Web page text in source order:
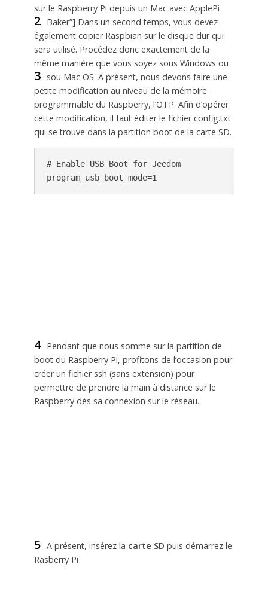
sur le Raspberry Pi depuis un Mac avec ApplePi
Baker”]
2
Dans un second temps, vous devez
également copier Raspbian sur le disque dur qui
sera utilisé. Procédez donc exactement de la
même manière que vous soyez sous Windows ou
sou Mac OS.
3
A présent, nous devons faire une
petite modification au niveau de la mémoire
programmable du Raspberry, l’OTP. Afin d’opérer
cette modification, il faut éditer le fichier config.txt
qui se trouve dans la partition boot de la carte SD.
# Enable USB Boot for Jeedom
program_usb_boot_mode=1
4
Pendant que nous somme sur la partition de
boot du Raspberry Pi, profitons de l’occasion pour
créer un fichier ssh (sans extension) pour
permettre de prendre la main à distance sur le
Raspberry dès sa connexion sur le réseau.
5 A présent, insérez la carte SD puis démarrez le
Rasberry Pi